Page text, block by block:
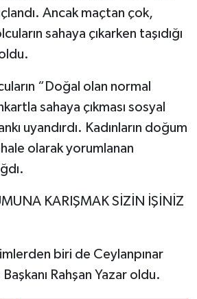
Ancak maçtan çok,
sahaya çıkarken taşıdığı
“Doğal olan normal
sahaya çıkması sosyal
uyandırdı. Kadınların doğum
olarak yorumlanan
KARIŞMAK SİZİN İŞİNİZ
biri de Ceylanpınar
Rahşan Yazar oldu.